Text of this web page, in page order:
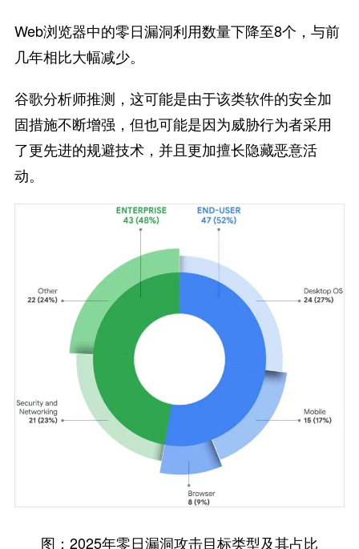
Web浏览器中的零日漏洞利用数量下降至8个，与前
几年相比大幅减少。
谷歌分析师推测，这可能是由于该类软件的安全加
固措施不断增强，但也可能是因为威胁行为者采用
了更先进的规避技术，并且更加擅长隐藏恶意活
动。
图：2025年零日漏洞攻击目标类型及其占比